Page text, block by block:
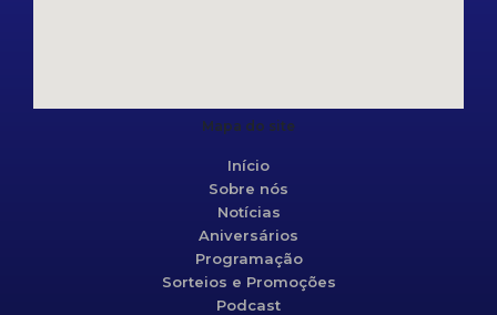
Mapa do site
Início
Sobre nós
Notícias
Aniversários
Programação
Sorteios e Promoções
Podcast